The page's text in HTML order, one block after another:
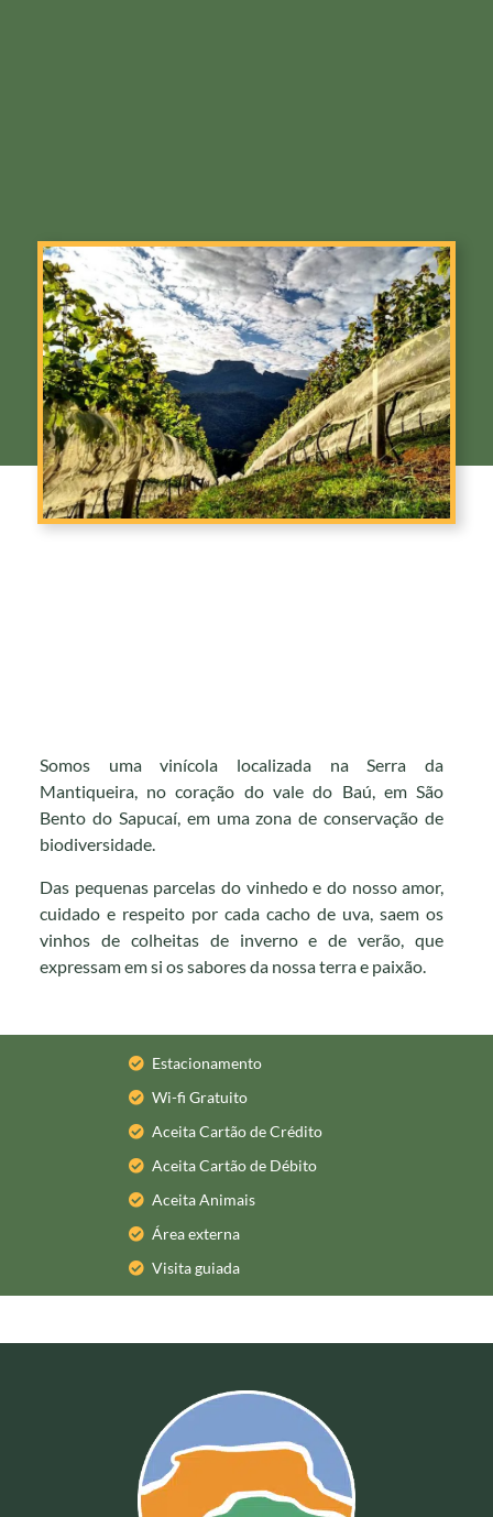
Somos uma vinícola localizada na Serra da
Mantiqueira, no coração do vale do Baú, em São
Bento do Sapucaí, em uma zona de conservação de
biodiversidade.
Das pequenas parcelas do vinhedo e do nosso amor,
cuidado e respeito por cada cacho de uva, saem os
vinhos de colheitas de inverno e de verão, que
expressam em si os sabores da nossa terra e paixão.
Estacionamento
Wi-fi Gratuito
Aceita Cartão de Crédito
Aceita Cartão de Débito
Aceita Animais
Área externa
Visita guiada